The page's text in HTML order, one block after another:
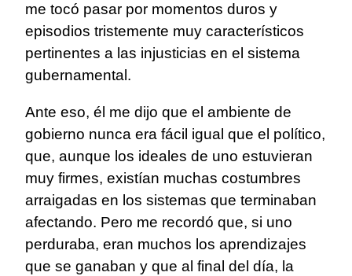
me tocó pasar por momentos duros y
episodios tristemente muy característicos
pertinentes a las injusticias en el sistema
gubernamental.
Ante eso, él me dijo que el ambiente de
gobierno nunca era fácil igual que el político,
que, aunque los ideales de uno estuvieran
muy firmes, existían muchas costumbres
arraigadas en los sistemas que terminaban
afectando. Pero me recordó que, si uno
perduraba, eran muchos los aprendizajes
que se ganaban y que al final del día, la